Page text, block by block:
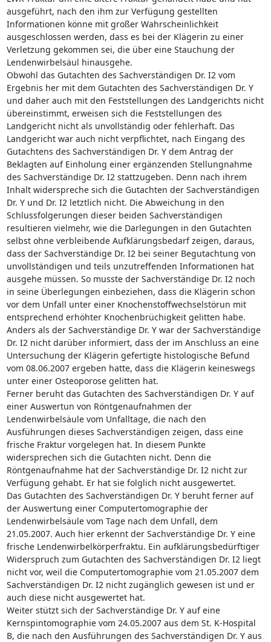
ausgeführt, nach den ihm zur Verfügung gestellten
Informationen könne mit großer Wahrscheinlichkeit
ausgeschlossen werden, dass es bei der Klägerin zu einer
Verletzung gekommen sei, die über eine Stauchung der
Lendenwirbelsäul hinausgehe.
Obwohl das Gutachten des Sachverständigen Dr. I2 vom
Ergebnis her mit dem Gutachten des Sachverständigen Dr. Y
und daher auch mit den Feststellungen des Landgerichts nicht
übereinstimmt, erweisen sich die Feststellungen des
Landgericht nicht als unvollständig oder fehlerhaft. Das
Landgericht war auch nicht verpflichtet, nach Eingang des
Gutachtens des Sachverständigen Dr. Y dem Antrag der
Beklagten auf Einholung einer ergänzenden Stellungnahme
des Sachverständige Dr. I2 stattzugeben. Denn nach ihrem
Inhalt widerspreche sich die Gutachten der Sachverständigen
Dr. Y und Dr. I2 letztlich nicht. Die Abweichung in den
Schlussfolgerungen dieser beiden Sachverständigen
resultieren vielmehr, wie die Darlegungen in den Gutachten
selbst ohne verbleibende Aufklärungsbedarf zeigen, daraus,
dass der Sachverständige Dr. I2 bei seiner Begutachtung von
unvollständigen und teils unzutreffenden Informationen hat
ausgehe müssen. So musste der Sachverständige Dr. I2 noch
in seine Überlegungen einbeziehen, dass die Klägerin schon
vor dem Unfall unter einer Knochenstoffwechselstörun mit
entsprechend erhöhter Knochenbrüchigkeit gelitten habe.
Anders als der Sachverständige Dr. Y war der Sachverständige
Dr. I2 nicht darüber informiert, dass der im Anschluss an eine
Untersuchung der Klägerin gefertigte histologische Befund
vom 08.06.2007 ergeben hatte, dass die Klägerin keineswegs
unter einer Osteoporose gelitten hat.
Ferner beruht das Gutachten des Sachverständigen Dr. Y auf
einer Auswertun von Röntgenaufnahmen der
Lendenwirbelsäule vom Unfalltage, die nach den
Ausführungen dieses Sachverständigen zeigen, dass eine
frische Fraktur vorgelegen hat. In diesem Punkte
widersprechen sich die Gutachten nicht. Denn die
Röntgenaufnahme hat der Sachverständige Dr. I2 nicht zur
Verfügung gehabt. Er hat sie folglich nicht ausgewertet.
Das Gutachten des Sachverständigen Dr. Y beruht ferner auf
der Auswertung einer Computertomographie der
Lendenwirbelsäule vom Tage nach dem Unfall, dem
21.05.2007. Auch hier erkennt der Sachverständige Dr. Y eine
frische Lendenwirbelkörperfraktu. Ein aufklärungsbedürftiger
Widerspruch zum Gutachten des Sachverständigen Dr. I2 liegt
nicht vor, weil die Computertomographie vom 21.05.2007 dem
Sachverständigen Dr. I2 nicht zugänglich gewesen ist und er
auch diese nicht ausgewertet hat.
Weiter stützt sich der Sachverständige Dr. Y auf eine
Kernspintomographie vom 24.05.2007 aus dem St. K-Hospital
B, die nach den Ausführungen des Sachverständigen Dr. Y aus